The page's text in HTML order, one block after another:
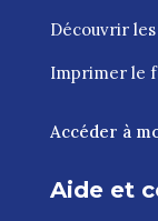
Découvrir les
Imprimer le
Accéder à
Aide et